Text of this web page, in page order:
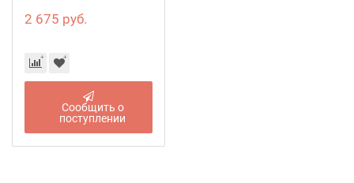
2 675 руб.
Сообщить о
поступлении